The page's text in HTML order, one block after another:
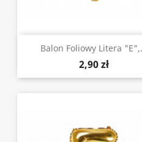
Balon Foliowy Litera
2,90 zł